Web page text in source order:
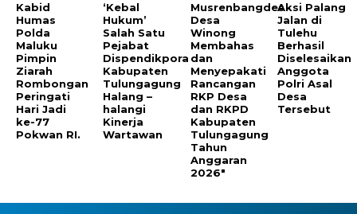
Kabid
Humas
Polda
Maluku
Pimpin
Ziarah
Rombongan
Peringati
Hari Jadi
ke-77
Pokwan RI.
‘Kebal
Hukum’
Salah Satu
Pejabat
Dispendikpora
Kabupaten
Tulungagung
Halang –
halangi
Kinerja
Wartawan
Musrenbangdes
Desa
Winong
Membahas
dan
Menyepakati
Rancangan
RKP Desa
dan RKPD
Kabupaten
Tulungagung
Tahun
Anggaran
2026″
Aksi Palang
Jalan di
Tulehu
Berhasil
Diselesaikan
Anggota
Polri Asal
Desa
Tersebut